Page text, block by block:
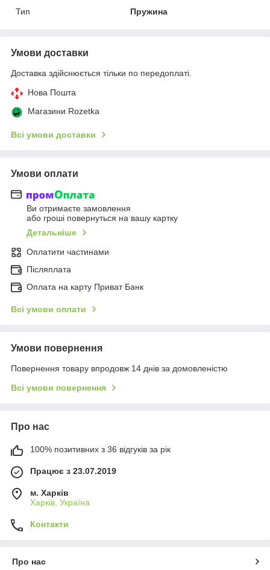
Тип
Пружина
Умови доставки
Доставка здійснюється тільки по передоплаті.
Нова Пошта
Магазини Rozetka
Всі умови доставки
Умови оплати
Ви отримаєте замовлення
або гроші повернуться на вашу картку
Детальніше
Оплатити частинами
Післяплата
Оплата на карту Приват Банк
Всі умови оплати
Умови повернення
Повернення товару впродовж 14 днів за домовленістю
Всі умови повернення
Про нас
100% позитивних з 36 відгуків за рік
Працює з 23.07.2019
м. Харків
Харків, Україна
Контакти
Про нас